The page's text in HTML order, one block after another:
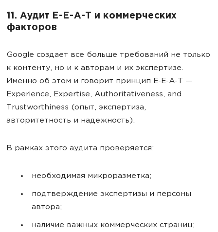
11. Аудит E-E-A-T и коммерческих
факторов
Google создает все больше требований не только
к контенту, но и к авторам и их экспертизе.
Именно об этом и говорит принцип E-E-A-T —
Experience, Expertise, Authoritativeness, and
Trustworthiness (опыт, экспертиза,
авторитетность и надежность).
В рамках этого аудита проверяется:
необходимая микроразметка;
подтверждение экспертизы и персоны
автора;
наличие важных коммерческих страниц;